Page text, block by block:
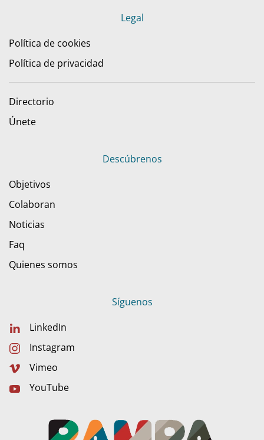
Legal
Política de cookies
Política de privacidad
Directorio
Únete
Descúbrenos
Objetivos
Colaboran
Noticias
Faq
Quienes somos
Síguenos
LinkedIn
Instagram
Vimeo
YouTube